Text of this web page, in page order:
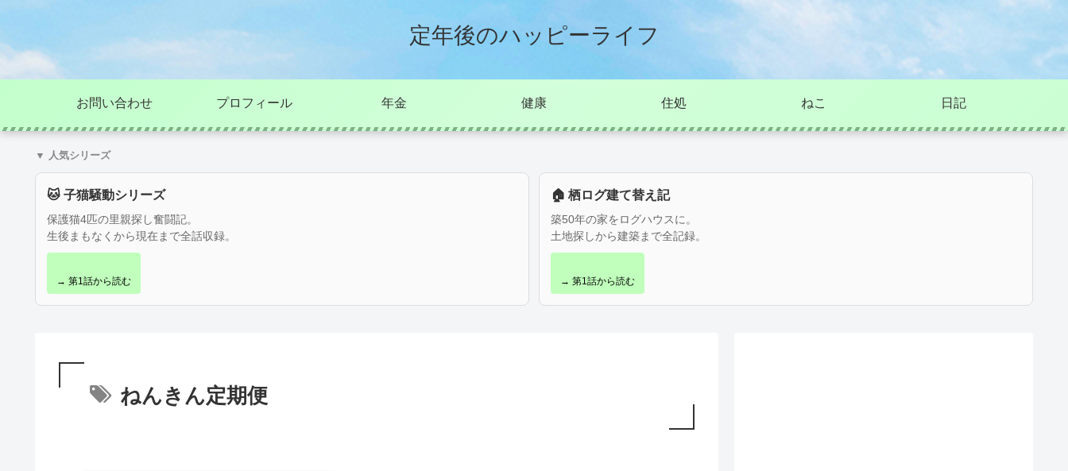
定年後のハッピーライフ
お問い合わせ プロフィール 年金 健康 住処 ねこ 日記
▼ 人気シリーズ
🐱 子猫騒動シリーズ
保護猫4匹の里親探し奮闘記。
生後まもなくから現在まで全話収録。
→ 第1話から読む
🏠 栖ログ建て替え記
築50年の家をログハウスに。
土地探しから建築まで全記録。
→ 第1話から読む
ねんきん定期便